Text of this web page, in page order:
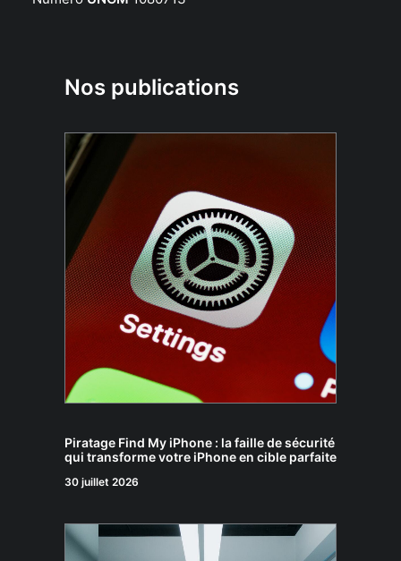
Nos publications
Piratage Find My iPhone : la faille de sécurité
qui transforme votre iPhone en cible parfaite
30 juillet 2026